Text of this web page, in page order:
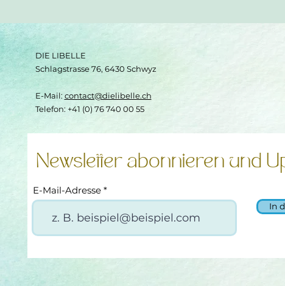
DIE LIBELLE
Schlagstrasse 76, 6430 Schwyz
E-Mail: contact@dielibelle.ch
Telefon: +41 (0) 76 740 00 55
Newsletter abonnieren und
E-Mail-Adresse
In